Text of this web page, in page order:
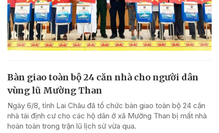
Bàn giao toàn bộ 24 căn nhà cho người dân
vùng lũ Mường Than
Ngày 6/8, tỉnh Lai Châu đã tổ chức bàn giao toàn bộ 24 căn
nhà tái định cư cho các hộ dân ở xã Mường Than bị mất nhà
hoàn toàn trong trận lũ lịch sử vừa qua.